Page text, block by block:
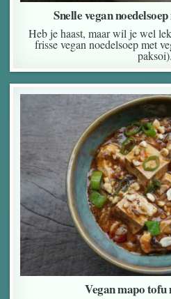
Snelle vegan
Heb je haast, maar wil je wel
frisse vegan noedelsoep met
Vegan mapo tofu